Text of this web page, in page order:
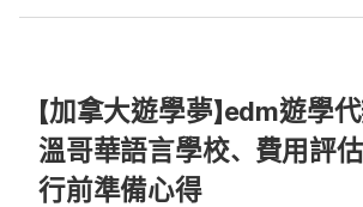
【加拿大遊學夢】edm遊學代
溫哥華語言學校、費用評估
行前準備心得